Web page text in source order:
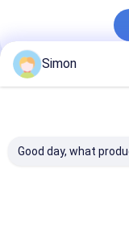
Berita
Permintaan
Kategori Kami
Simon
Good day, what